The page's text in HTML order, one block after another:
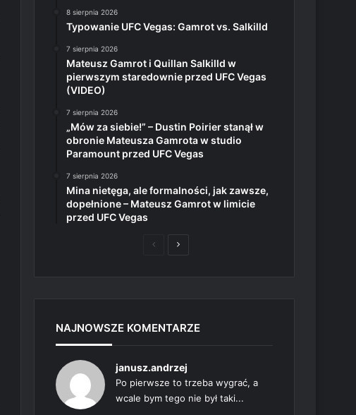
8 sierpnia 2026
Typowanie UFC Vegas: Gamrot vs. Salkilld
7 sierpnia 2026
Mateusz Gamrot i Quillan Salkilld w
pierwszym staredownie przed UFC Vegas
(VIDEO)
7 sierpnia 2026
„Mów za siebie!” – Dustin Poirier stanął w
obronie Mateusza Gamrota w studio
Paramount przed UFC Vegas
7 sierpnia 2026
Mina nietęga, ale formalności, jak zawsze,
dopełnione – Mateusz Gamrot w limicie
przed UFC Vegas
PoprzedniaNastępna
NAJNOWSZE KOMENTARZE
janusz.andrzej
Po pierwsze to trzeba wygrać, a
wcale bym tego nie był taki...